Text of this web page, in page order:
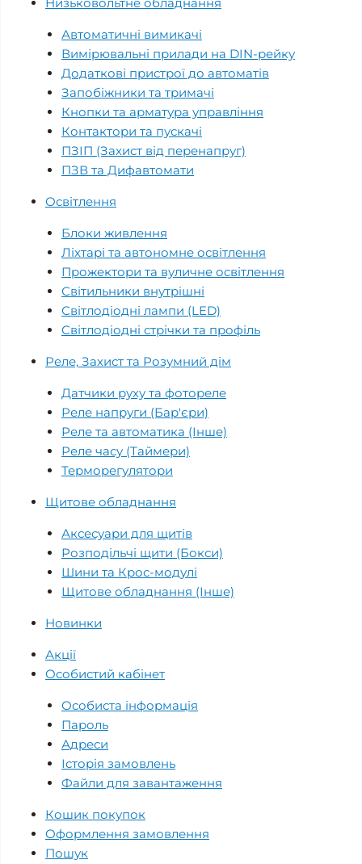
Автоматичні вимикачі
Вимірювальні прилади на DIN-рейку
Додаткові пристрої до автоматів
Запобіжники та тримачі
Кнопки та арматура управління
Контактори та пускачі
ПЗІП (Захист від перенапруг)
ПЗВ та Дифавтомати
Освітлення
Блоки живлення
Ліхтарі та автономне освітлення
Прожектори та вуличне освітлення
Світильники внутрішні
Світлодіодні лампи (LED)
Світлодіодні стрічки та профіль
Реле, Захист та Розумний дім
Датчики руху та фотореле
Реле напруги (Бар'єри)
Реле та автоматика (Інше)
Реле часу (Таймери)
Терморегулятори
Щитове обладнання
Аксесуари для щитів
Розподільчі щити (Бокси)
Шини та Крос-модулі
Щитове обладнання (Інше)
Новинки
Акції
Особистий кабінет
Особиста інформація
Пароль
Адреси
Історія замовлень
Файли для завантаження
Кошик покупок
Оформлення замовлення
Пошук